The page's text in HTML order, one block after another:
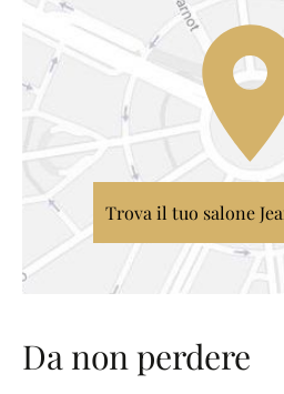
Trova il tuo salone
Da non perdere